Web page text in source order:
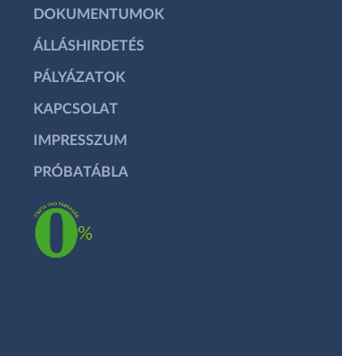
DOKUMENTUMOK
ÁLLÁSHIRDETÉS
PÁLYÁZATOK
KAPCSOLAT
IMPRESSZUM
PRÓBATÁBLA